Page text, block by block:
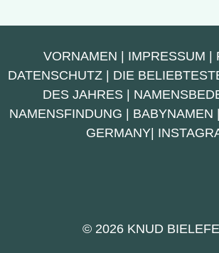
VORNAMEN IMPRESSUM
DATENSCHUTZ
DIE
DES JAHRES
NAMENSFINDUNG
BABYNAMEN
GERMANY|
© 2026 KNUD